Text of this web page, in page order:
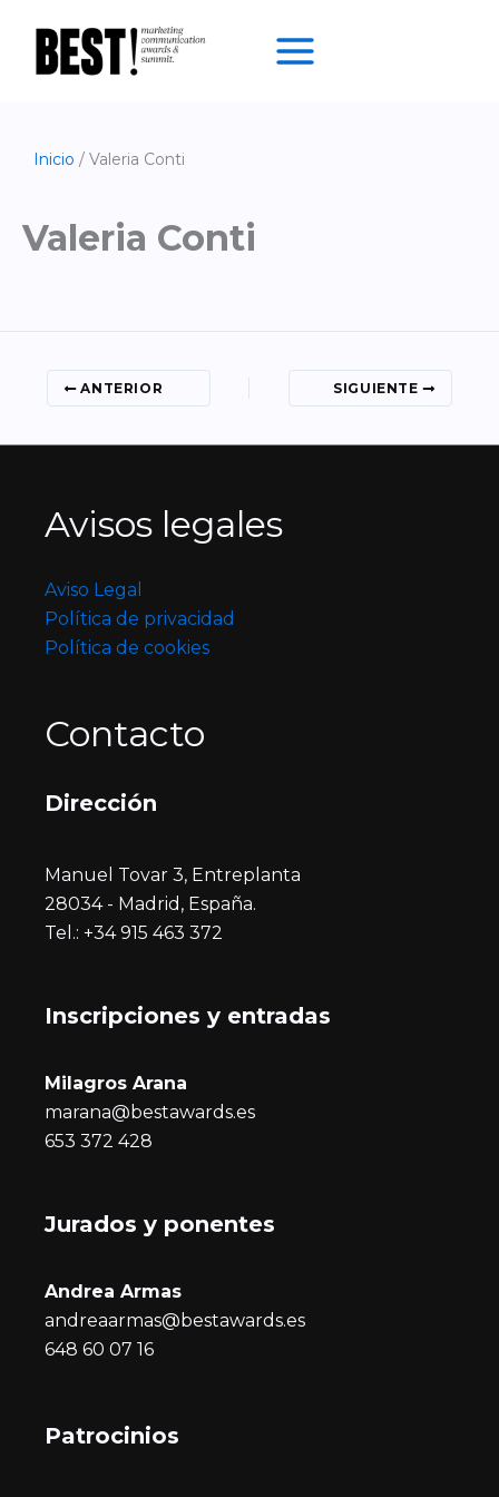
contenido
Inicio Valeria Conti
Valeria Conti
ANTERIOR SIGUIENTE
Avisos legales
Aviso Legal
Política de privacidad
Política de cookies
Contacto
Dirección
Manuel Tovar 3, Entreplanta
28034 - Madrid, España.
Tel.: +34 915 463 372
Inscripciones y entradas
Milagros Arana
marana@bestawards.es
653 372 428
Jurados y ponentes
Andrea Armas
andreaarmas@bestawards.es
648 60 07 16
Patrocinios